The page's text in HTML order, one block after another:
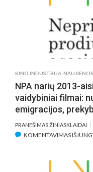
KINO INDUSTRIJA NAUJIENOS
NPA narių 2013-
vaidybiniai filmai:
emigracijos,
PRANEŠIMAS ŽINIASKLAIDAI
KOMENTAVIMAS